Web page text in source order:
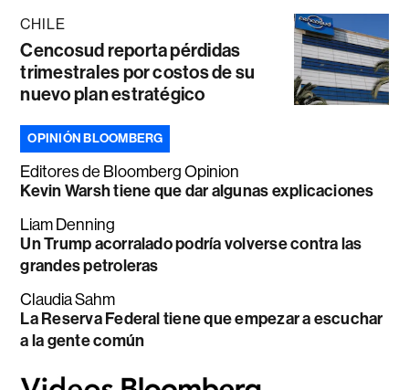
CHILE
Cencosud reporta pérdidas
trimestrales por costos de su
nuevo plan estratégico
OPINIÓN BLOOMBERG
Editores de Bloomberg Opinion
Kevin Warsh tiene que dar algunas explicaciones
Liam Denning
Un Trump acorralado podría volverse contra las
grandes petroleras
Claudia Sahm
La Reserva Federal tiene que empezar a escuchar
a la gente común